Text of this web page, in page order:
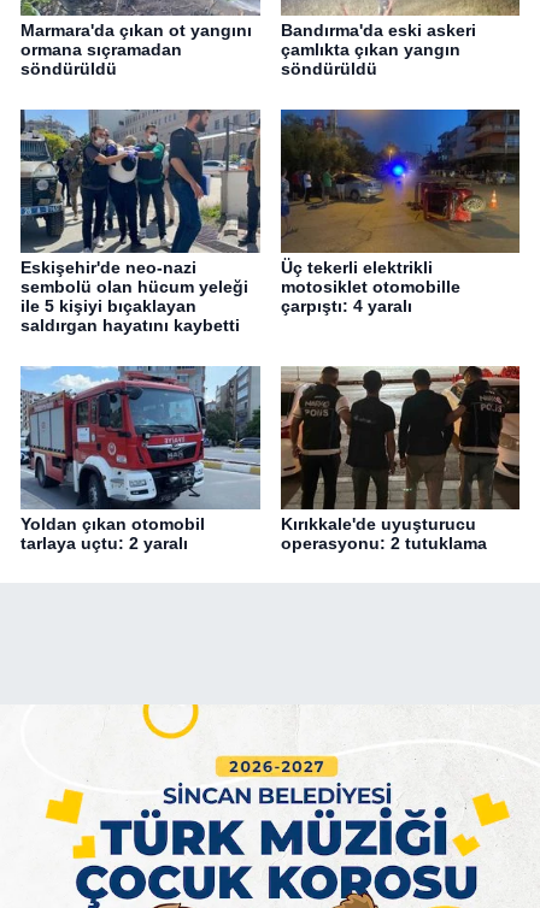
Marmara'da çıkan ot yangını
ormana sıçramadan
söndürüldü
Bandırma'da eski askeri
çamlıkta çıkan yangın
söndürüldü
Eskişehir'de neo-nazi
sembolü olan hücum yeleği
ile 5 kişiyi bıçaklayan
saldırgan hayatını kaybetti
Üç tekerli elektrikli
motosiklet otomobille
çarpıştı: 4 yaralı
Yoldan çıkan otomobil
tarlaya uçtu: 2 yaralı
Kırıkkale'de uyuşturucu
operasyonu: 2 tutuklama